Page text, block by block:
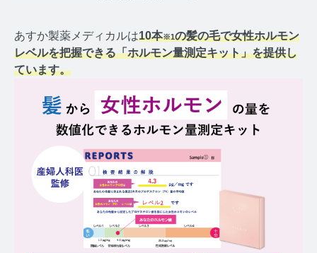
みんなのホルモン研究所 TOP
メディアコンセプト
AGAコラム TOP
テストステロン
テストステロンコラム TOP
あすか製薬メディカルは10本※1の髪の毛で女性ホルモン
レベルを把握できる「ホルモン量測定キット」を提供し
ています。